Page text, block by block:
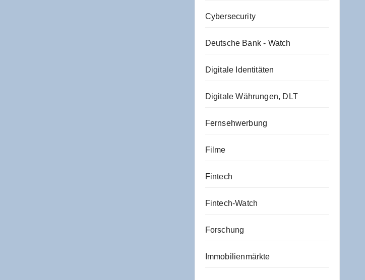
Cybersecurity
Deutsche Bank - Watch
Digitale Identitäten
Digitale Währungen, DLT
Fernsehwerbung
Filme
Fintech
Fintech-Watch
Forschung
Immobilienmärkte